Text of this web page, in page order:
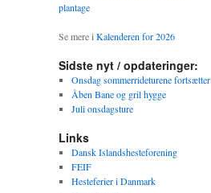
plantage
Se mere i Kalenderen for 2026
Sidste nyt / opdateringer:
Onsdag sommerrideturene fortsætter
Åben Bane og gril hygge
Juli onsdagsture
Links
Dansk Islandshesteforening
FEIF
Hesteferier i Danmark